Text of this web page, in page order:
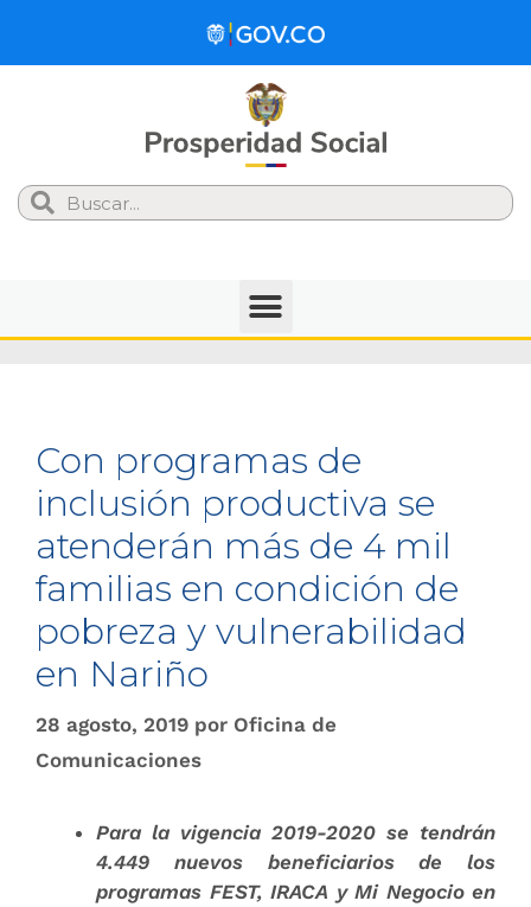
Search
Con programas de
inclusión productiva se
atenderán más de ​​4 mil
familias en condición de
pobreza y vulnerabilidad
en Nariño
28 agosto, 2019 por Oficina de
Comunicaciones
Para la vigencia 2019-2020 se tendrán
4.449 nuevos beneficiarios de los
programas FEST, IRACA y Mi Negocio en